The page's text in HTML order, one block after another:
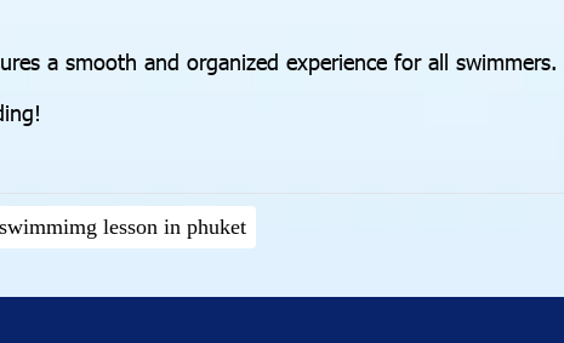
a smooth and organized experience for all swimmers.
swimmimg lesson in phuket